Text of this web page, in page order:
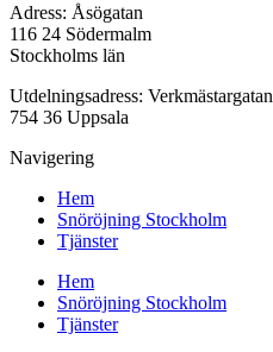
Adress: Åsögatan
116 24 Södermalm
Stockholms län
Utdelningsadress: Verkmästargatan
754 36 Uppsala
Navigering
Hem
Snöröjning Stockholm
Tjänster
Hem
Snöröjning Stockholm
Tjänster